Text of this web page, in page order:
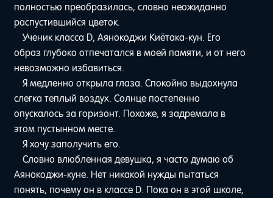
полностью преобразилась, словно неожиданно
распустившийся цветок.
Ученик класса D, Аянокоджи Киётака-кун. Его
образ глубоко отпечатался в моей памяти, и от него
невозможно избавиться.
Я медленно открыла глаза. Спокойно выдохнула
слегка теплый воздух. Солнце постепенно
опускалось за горизонт. Похоже, я задремала в
этом пустынном месте.
Я хочу заполучить его.
Словно влюбленная девушка, я часто думаю об
Аянокоджи-куне. Нет никакой нужды пытаться
понять, почему он в классе D. Пока он в этой школе,